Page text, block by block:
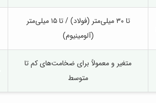
تا ۳۰ میلی‌متر (فولاد) / تا ۱۵ میلی‌متر
(آلومینیوم)
متغیر و معمولاً برای ضخامت‌های کم تا
متوسط